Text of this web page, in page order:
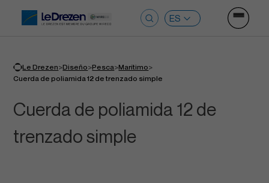
Ouvrir
Buscar:
Le Drezen>Diseño>Pesca>Marítimo>
Cuerda de poliamida 12 de trenzado simple
Cuerda de poliamida 12 de
trenzado simple